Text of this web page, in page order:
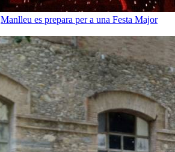
Manlleu es prepara per a una Festa Major